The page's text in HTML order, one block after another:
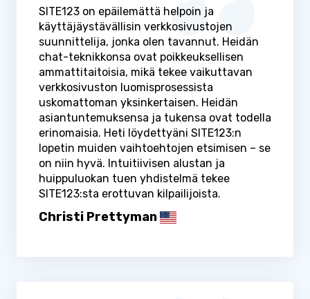
SITE123 on epäilemättä helpoin ja
käyttäjäystävällisin verkkosivustojen
suunnittelija, jonka olen tavannut. Heidän
chat-teknikkonsa ovat poikkeuksellisen
ammattitaitoisia, mikä tekee vaikuttavan
verkkosivuston luomisprosessista
uskomattoman yksinkertaisen. Heidän
asiantuntemuksensa ja tukensa ovat todella
erinomaisia. Heti löydettyäni SITE123:n
lopetin muiden vaihtoehtojen etsimisen – se
on niin hyvä. Intuitiivisen alustan ja
huippuluokan tuen yhdistelmä tekee
SITE123:sta erottuvan kilpailijoista.
Christi Prettyman